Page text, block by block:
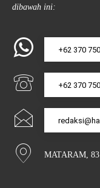
dibawah ini:
+62 370
+62 370
MATARAM,